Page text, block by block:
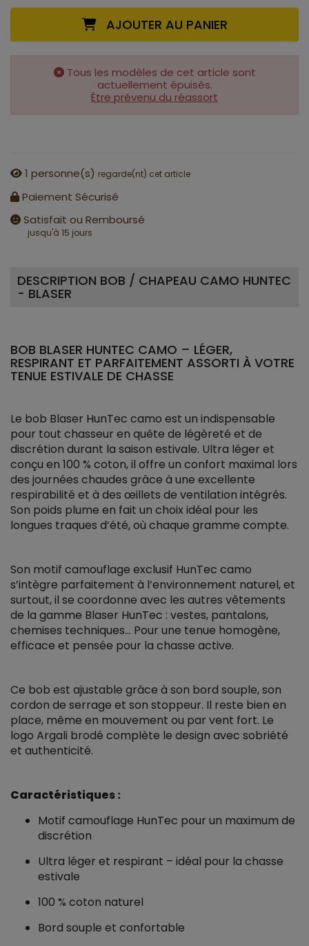
AJOUTER AU PANIER
Tous les modèles de cet article sont
actuellement épuisés.
Être prévenu du réassort
1 personne(s) regarde(nt) cet article
Paiement Sécurisé
Satisfait ou Remboursé
jusqu'à 15 jours
DESCRIPTION BOB / CHAPEAU CAMO HUNTEC
- BLASER
BOB BLASER HUNTEC CAMO – LÉGER,
RESPIRANT ET PARFAITEMENT ASSORTI À VOTRE
TENUE ESTIVALE DE CHASSE
Le bob Blaser HunTec camo est un indispensable
pour tout chasseur en quête de légèreté et de
discrétion durant la saison estivale. Ultra léger et
conçu en 100 % coton, il offre un confort maximal lors
des journées chaudes grâce à une excellente
respirabilité et à des œillets de ventilation intégrés.
Son poids plume en fait un choix idéal pour les
longues traques d’été, où chaque gramme compte.
Son motif camouflage exclusif HunTec camo
s’intègre parfaitement à l’environnement naturel, et
surtout, il se coordonne avec les autres vêtements
de la gamme Blaser HunTec : vestes, pantalons,
chemises techniques… Pour une tenue homogène,
efficace et pensée pour la chasse active.
Ce bob est ajustable grâce à son bord souple, son
cordon de serrage et son stoppeur. Il reste bien en
place, même en mouvement ou par vent fort. Le
logo Argali brodé complète le design avec sobriété
et authenticité.
Caractéristiques :
Motif camouflage HunTec pour un maximum de
discrétion
Ultra léger et respirant – idéal pour la chasse
estivale
100 % coton naturel
Bord souple et confortable